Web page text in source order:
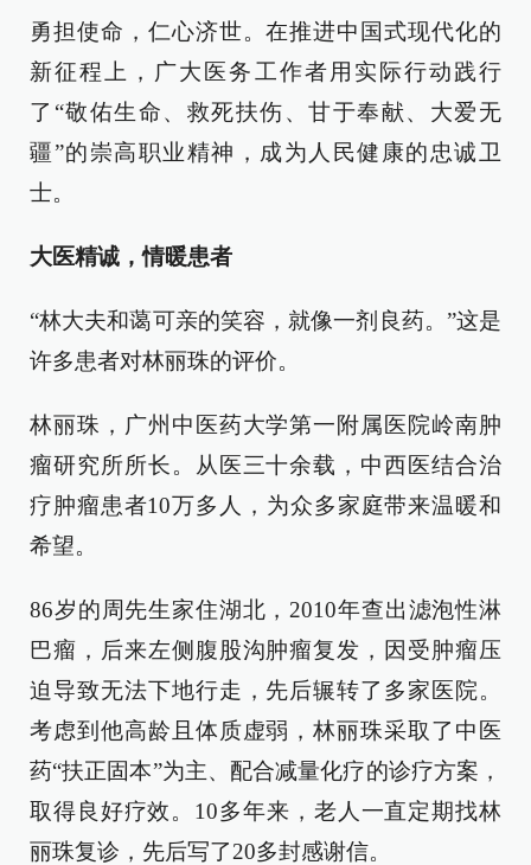
勇担使命，仁心济世。在推进中国式现代化的
新征程上，广大医务工作者用实际行动践行
了“敬佑生命、救死扶伤、甘于奉献、大爱无
疆”的崇高职业精神，成为人民健康的忠诚卫
士。
大医精诚，情暖患者
“林大夫和蔼可亲的笑容，就像一剂良药。”这是
许多患者对林丽珠的评价。
林丽珠，广州中医药大学第一附属医院岭南肿
瘤研究所所长。从医三十余载，中西医结合治
疗肿瘤患者10万多人，为众多家庭带来温暖和
希望。
86岁的周先生家住湖北，2010年查出滤泡性淋
巴瘤，后来左侧腹股沟肿瘤复发，因受肿瘤压
迫导致无法下地行走，先后辗转了多家医院。
考虑到他高龄且体质虚弱，林丽珠采取了中医
药“扶正固本”为主、配合减量化疗的诊疗方案，
取得良好疗效。10多年来，老人一直定期找林
丽珠复诊，先后写了20多封感谢信。